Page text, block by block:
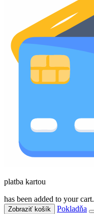
platba kartou
has been added to your cart.
Zobraziť košík
Pokladňa